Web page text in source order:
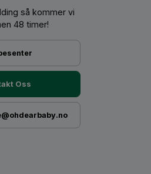
så kommer vi
48 timer!
Oss